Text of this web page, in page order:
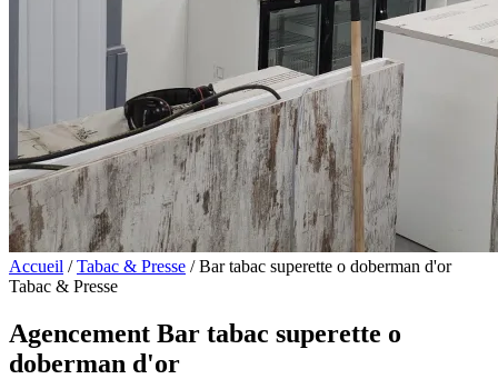
Accueil / Tabac & Presse / Bar tabac superette o doberman d'or
Tabac & Presse
Agencement Bar tabac superette o
doberman d'or